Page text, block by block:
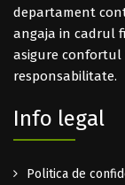
departament
angaja in cadrul
asigure confortul
responsabilitate.
Info legal
Politica de